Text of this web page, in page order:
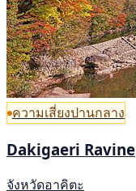
ความเสี่ยงปานกลาง
Dakigaeri Ravine
จังหวัดอาคิตะ